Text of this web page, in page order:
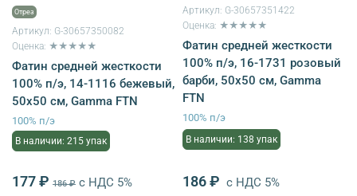
Отрез
Артикул: G-30657350082
Оценка: ★★★★★
Фатин средней жесткости
100% п/э, 14-1116 бежевый,
50х50 см, Gamma FTN
100% п/э
В наличии: 215 упак
177 ₽ 186 ₽ с НДС 5%
Артикул: G-30657351422
Оценка: ★★★★★
Фатин средней жесткости
100% п/э, 16-1731 розовый
барби, 50х50 см, Gamma
FTN
100% п/э
В наличии: 138 упак
186 ₽ с НДС 5%